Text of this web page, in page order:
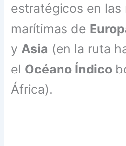
estratégicos en las
marítimas de
y Asia (en la ruta
el Océano Índico
África).